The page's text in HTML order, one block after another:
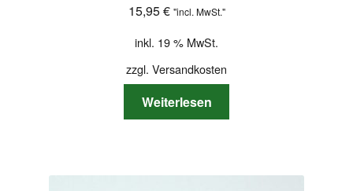
15,95€ "incl. MwSt."
inkl. 19 % MwSt.
zzgl. Versandkosten
Weiterlesen